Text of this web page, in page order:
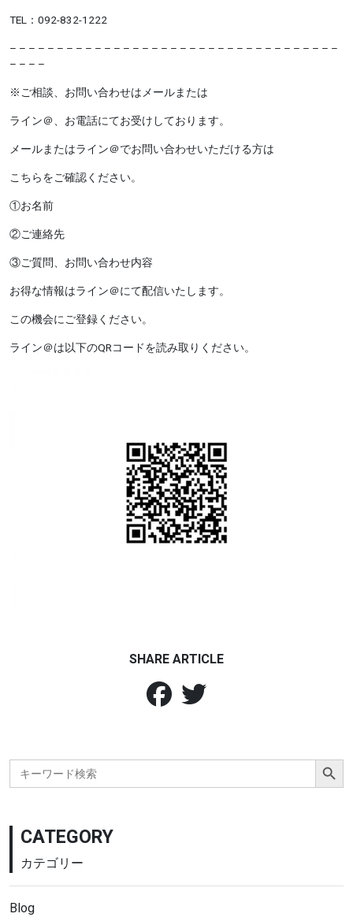
TEL：092-832-1222
– – – – – – – – – – – – – – – – – – – – – – – – – – – – – – – – – – –
– – – –
※ご相談、お問い合わせはメールまたは
ライン＠、お電話にてお受けしております。
メールまたはライン＠でお問い合わせいただける方は
こちらをご確認ください。
①お名前
②ご連絡先
③ご質問、お問い合わせ内容
お得な情報はライン＠にて配信いたします。
この機会にご登録ください。
ライン＠は以下のQRコードを読み取りください。
SHARE ARTICLE
Search
for:
Search Button
CATEGORY
カテゴリー
Blog